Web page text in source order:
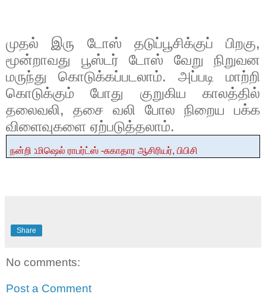
முதல் இரு டோஸ் தடுப்பூசிக்குப் பிறகு,
மூன்றாவது பூஸ்டர் டோஸ் வேறு நிறுவன
மருந்து கொடுக்கப்படலாம். அப்படி மாற்றி
கொடுக்கும் போது குறுகிய காலத்தில்
தலைவலி,தசை வலி போல நிறைய பக்க
விளைவுகளை ஏற்படுத்தலாம்.
நன்றி :மிஷெல் ராபர்ட்ஸ் -சுகாதார ஆசிரியர், பிபிசி
Share
No comments:
Post a Comment